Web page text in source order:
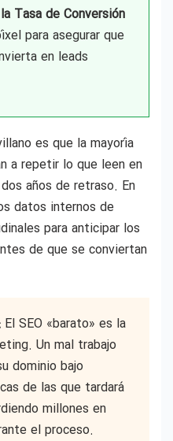
Tasa de Conversión
para asegurar que
en leads
es que la mayoría
a repetir lo que leen en
años de retraso. En
datos internos de
para anticipar los
de que se conviertan
El SEO «barato» es la
Un mal trabajo
dominio bajo
de las que tardará
millones en
el proceso.